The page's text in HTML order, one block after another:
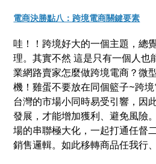
電商決勝點八：跨境電商關鍵要素
哇！！跨境好大的一個主題，總
理。其實不然 這是只有一個人也
業網路賣家怎麼做跨境電商？微
機！雞蛋不要放在同個籃子~跨
台灣的市場小同時易受引響，因
發展，才能增加獲利、避免風險
場的串聯極大化，一起打通任督
銷售邏輯。如此移轉商品任我行